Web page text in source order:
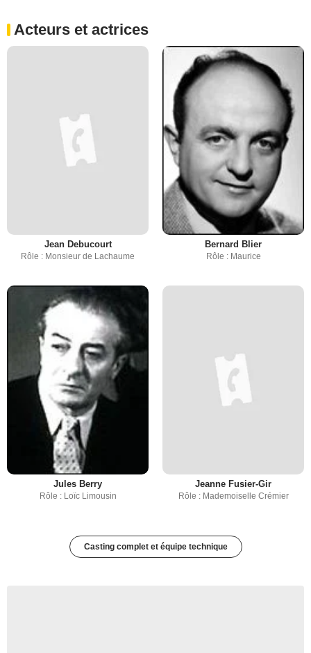
Acteurs et actrices
Jean Debucourt
Rôle : Monsieur de Lachaume
Bernard Blier
Rôle : Maurice
Jules Berry
Rôle : Loïc Limousin
Jeanne Fusier-Gir
Rôle : Mademoiselle Crémier
Casting complet et équipe technique